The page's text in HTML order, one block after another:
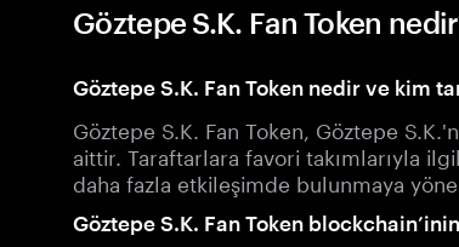
Göztepe S.K. Fan Token
Göztepe S.K. Fan Token nedir ve kim
Göztepe S.K. Fan Token, Göztepe
aittir. Taraftarlara favori takımlarıyla
daha fazla etkileşimde bulunmaya
Göztepe S.K. Fan Token